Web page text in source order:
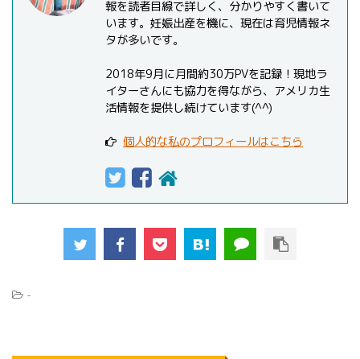
報を読者目線で詳しく、分かりやすく書いて
います。妊娠出産を機に、現在は育児情報ネ
タが多いです。
2018年9月に月間約30万PVを記録！現地ラ
イターさんにも協力を得ながら、アメリカ生
活情報を提供し続けています(^^)
個人的な私のプロフィールはこちら
-